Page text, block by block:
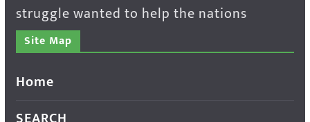
struggle wanted to help the nations
Site Map
Home